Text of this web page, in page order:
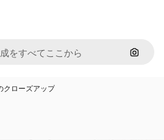
画像で
クローズアップ